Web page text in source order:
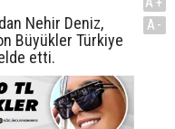
Nehir Deniz,
Büyükler Türkiye
etti.
A-